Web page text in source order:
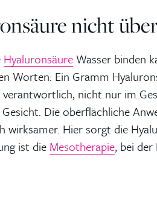
nicht
Hyaluronsäure Wasser binden
Worten: Ein Gramm
nicht nur im
Die oberflächliche
wirksamer. Hier sorgt die
ist die Mesotherapie, bei